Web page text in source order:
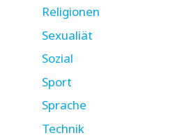
Religionen
Sexualiät
Sozial
Sport
Sprache
Technik